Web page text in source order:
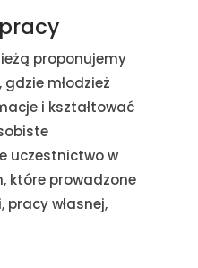
proponujemy
młodzież
i kształtować
uczestnictwo w
które prowadzone
własnej,